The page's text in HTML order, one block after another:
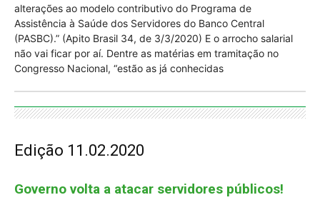
alterações ao modelo contributivo do Programa de
Assistência à Saúde dos Servidores do Banco Central
(PASBC).” (Apito Brasil 34, de 3/3/2020) E o arrocho salarial
não vai ficar por aí. Dentre as matérias em tramitação no
Congresso Nacional, “estão as já conhecidas
Edição 11.02.2020
Governo volta a atacar servidores públicos!